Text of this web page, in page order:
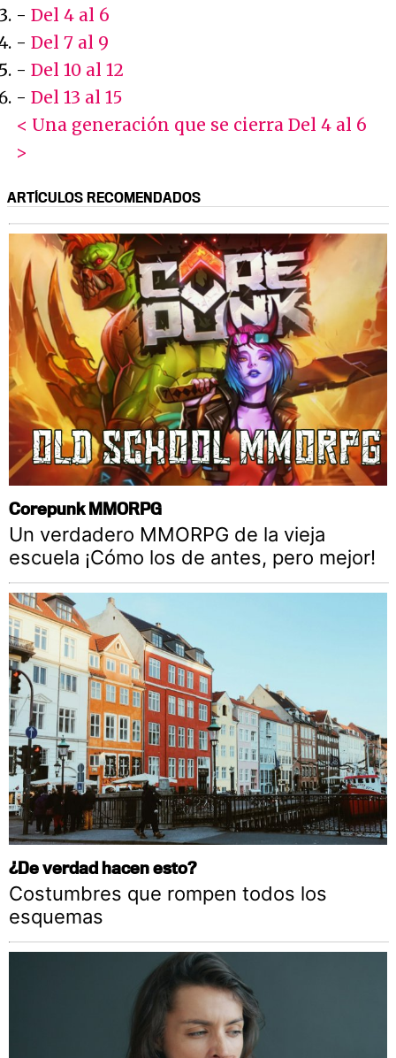
- Del 4 al 6
- Del 7 al 9
- Del 10 al 12
- Del 13 al 15
< Una generación que se cierra Del 4 al 6
>
ARTÍCULOS RECOMENDADOS
Corepunk MMORPG
Un verdadero MMORPG de la vieja
escuela ¡Cómo los de antes, pero mejor!
¿De verdad hacen esto?
Costumbres que rompen todos los
esquemas